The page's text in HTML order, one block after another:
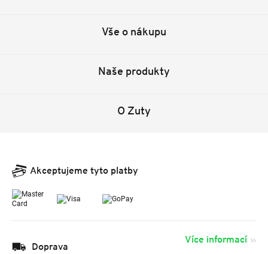
Vše o nákupu
Naše produkty
O Zuty
Akceptujeme tyto platby
Doprava
Více informací